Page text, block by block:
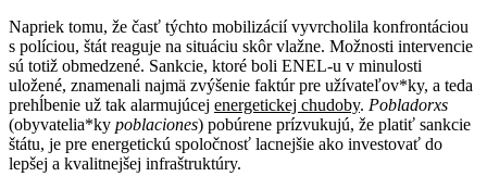
Napriek tomu, že časť týchto mobilizácií vyvrcholila konfrontáciou
s políciou, štát reaguje na situáciu skôr vlažne. Možnosti intervencie
sú totiž obmedzené. Sankcie, ktoré boli ENEL-u v minulosti
uložené, znamenali najmä zvýšenie faktúr pre užívateľov*ky, a teda
prehĺbenie už tak alarmujúcej energetickej chudoby. Pobladorxs
(obyvatelia*ky poblaciones) pobúrene prízvukujú, že platiť sankcie
štátu, je pre energetickú spoločnosť lacnejšie ako investovať do
lepšej a kvalitnejšej infraštruktúry.